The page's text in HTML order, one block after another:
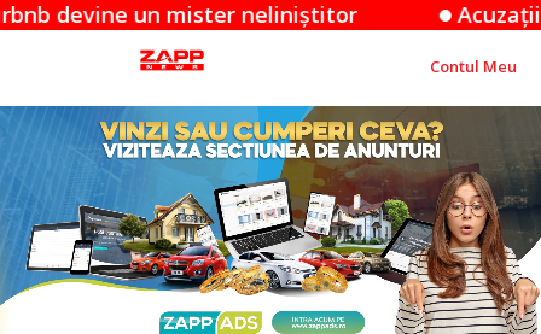
un mister neliniștitor Acuzațiile Apple
Contul Meu